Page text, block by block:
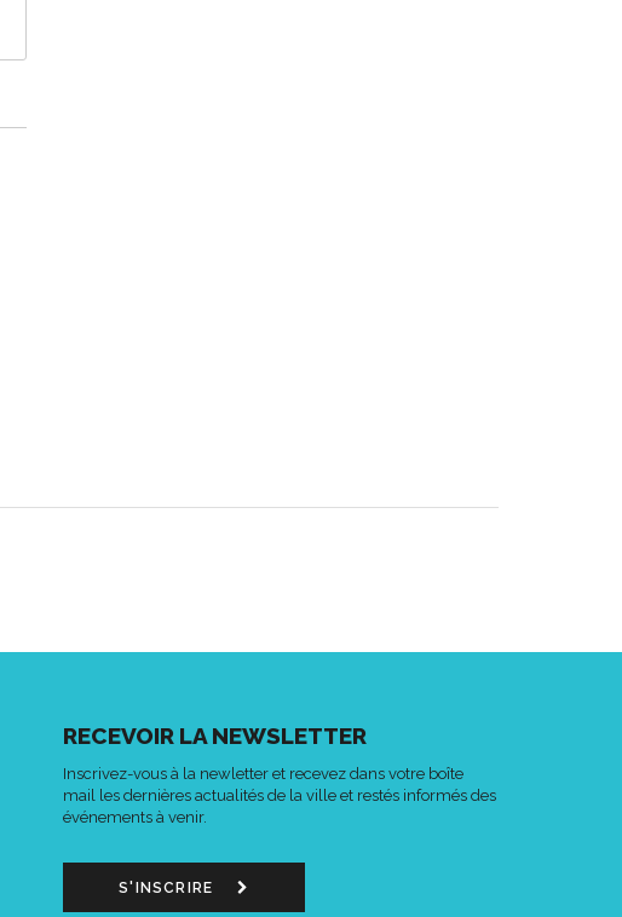
RECEVOIR LA NEWSLETTER
Inscrivez-vous à la newletter et recevez dans votre boîte
mail les dernières actualités de la ville et restés informés des
événements à venir.
S'INSCRIRE